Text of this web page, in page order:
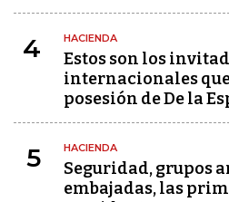
4 HACIENDA
Estos son los
internacionales
posesión de De la
5 HACIENDA
Seguridad, grupos
embajadas, las